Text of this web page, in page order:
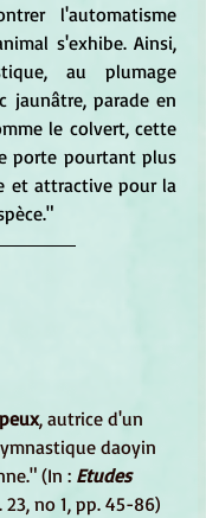
l'automatisme
s'exhibe. Ainsi,
au plumage
jaunâtre, parade en
le colvert, cette
porte pourtant plus
et attractive pour la
, autrice d'un
daoyin
(In : Etudes
23, no 1, pp. 45-86)